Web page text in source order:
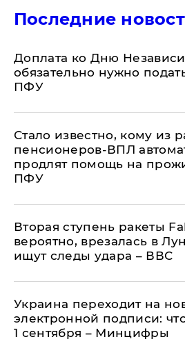
Последние
Доплата ко Дню
обязательно нужно
ПФУ
Стало известно, кому из
пенсионеров-ВПЛ
продлят помощь на
ПФУ
Вторая ступень ракеты
вероятно, врезалась в
ищут следы удара – ВВС
Украина переходит на
электронной подписи:
1 сентября – Минцифры